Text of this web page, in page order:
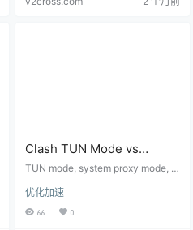
Clash TUN Mode vs
System Proxy Difference
TUN mode, system proxy mode, a
raffic differently. Understanding th
em helps troubleshoot apps bypas
sing proxy, DNS leaks, and IP mis
优化加速
66 0